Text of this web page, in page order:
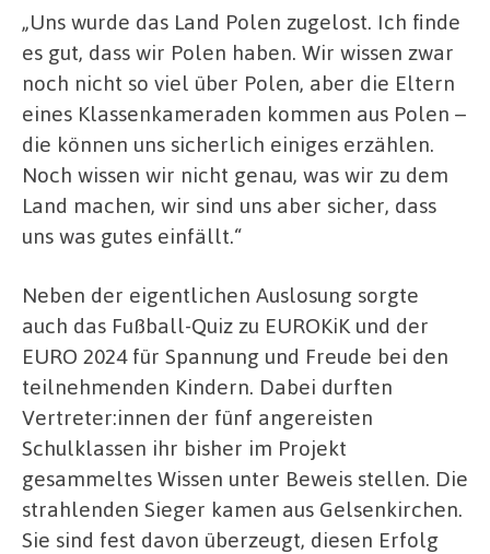
„Uns wurde das Land Polen zugelost. Ich finde
es gut, dass wir Polen haben. Wir wissen zwar
noch nicht so viel über Polen, aber die Eltern
eines Klassenkameraden kommen aus Polen –
die können uns sicherlich einiges erzählen.
Noch wissen wir nicht genau, was wir zu dem
Land machen, wir sind uns aber sicher, dass
uns was gutes einfällt.“
Neben der eigentlichen Auslosung sorgte
auch das Fußball-Quiz zu EUROKiK und der
EURO 2024 für Spannung und Freude bei den
teilnehmenden Kindern. Dabei durften
Vertreter:innen der fünf angereisten
Schulklassen ihr bisher im Projekt
gesammeltes Wissen unter Beweis stellen. Die
strahlenden Sieger kamen aus Gelsenkirchen.
Sie sind fest davon überzeugt, diesen Erfolg